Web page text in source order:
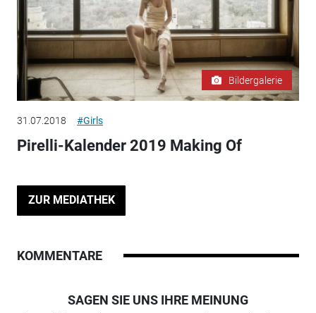
Bildergalerie
31.07.2018 #Girls
Pirelli-Kalender 2019 Making Of
ZUR MEDIATHEK
KOMMENTARE
SAGEN SIE UNS IHRE MEINUNG